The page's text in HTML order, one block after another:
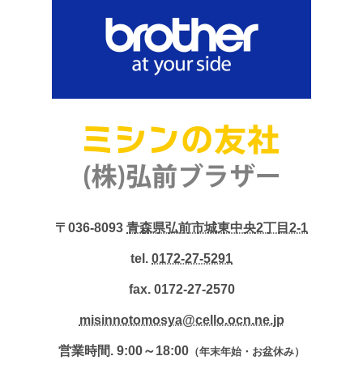
〒036-8093 青森県弘前市城東中央2丁目2-1
tel. 0172-27-5291
fax. 0172-27-2570
misinnotomosya@cello.ocn.ne.jp
営業時間. 9:00～18:00 （年末年始・お盆休み）